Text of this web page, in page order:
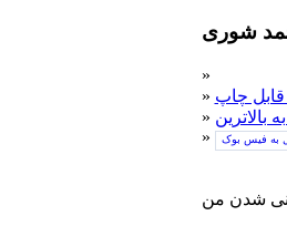
شوری
»
» چاپ
» بالاترین
»
به فیس بوک